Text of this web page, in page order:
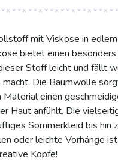
mit Viskose in
bietet einen besonders
Stoff leicht und fällt
Die Baumwolle
einen
Haut anfühlt. Die
Sommerkleid bis hin
oder leichte Vorhänge
Köpfe!